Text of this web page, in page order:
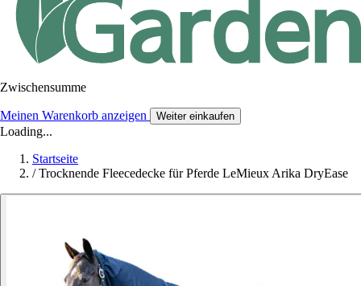
Zwischensumme
Meinen Warenkorb anzeigen Weiter einkaufen
Loading...
Startseite
/ Trocknende Fleecedecke für Pferde LeMieux Arika DryEase